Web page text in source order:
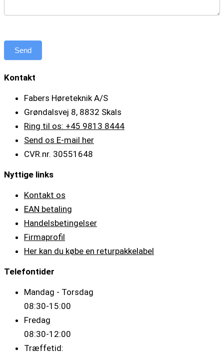
Send
Kontakt
Fabers Høreteknik A/S
Grøndalsvej 8, 8832 Skals
Ring til os: +45 9813 8444
Send os E-mail her
CVR.nr. 30551648
Nyttige links
Kontakt os
EAN betaling
Handelsbetingelser
Firmaprofil
Her kan du købe en returpakkelabel
Telefontider
Mandag - Torsdag
08:30-15:00
Fredag
08:30-12:00
Træffetid: